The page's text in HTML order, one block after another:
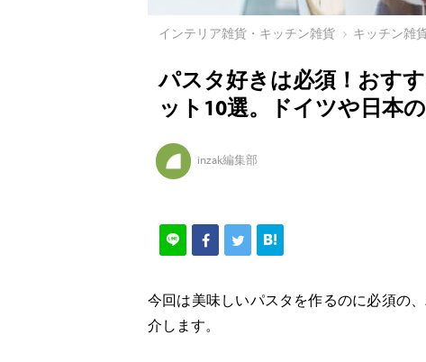
インテリア雑貨・キッチン雑貨 キッチン雑
パスタ好きは必須！おす
ット10選。ドイツや日本
inzak編集部
今回は美味しいパスタを作るのに必須の
介します。